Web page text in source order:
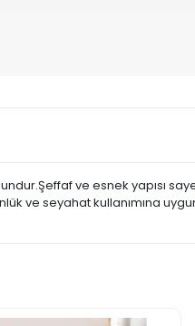
ve esnek yapısı
ve seyahat kullanımına